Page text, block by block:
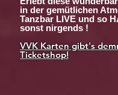
in der gemütlichen
Tanzbar LIVE und so
sonst nirgends !
VVK Karten gibt's
Ticketshop!